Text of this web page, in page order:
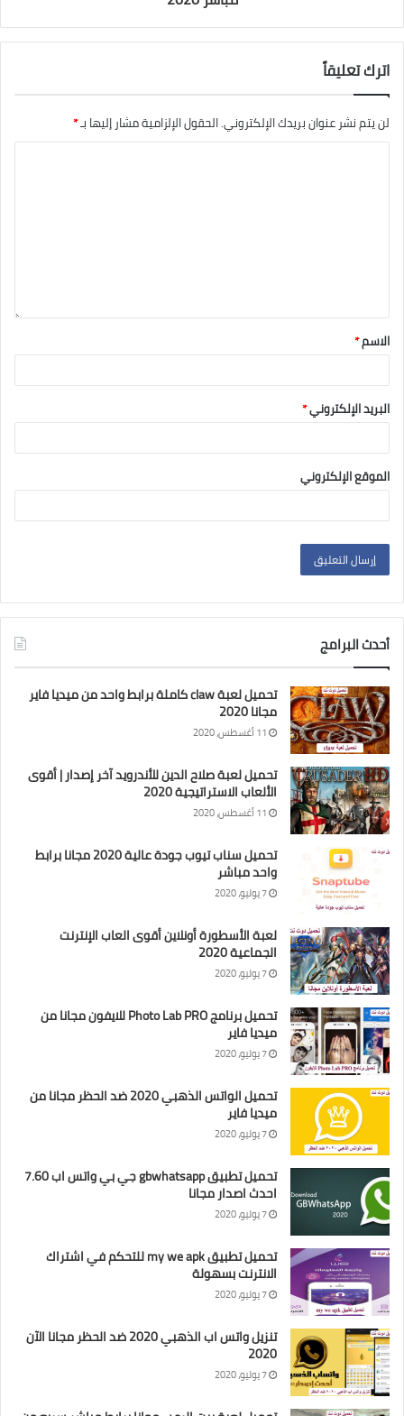
اترك تعليقاً
لن يتم نشر عنوان بريدك الإلكتروني.الحقول الإلزامية مشار إليها بـ*
الاسم*
البريد الإلكتروني*
الموقع الإلكتروني
أحدث البرامج
تحميل لعبة claw كاملة برابط واحد من ميديا فاير
مجانا 2020
11 أغسطس، 2020
تحميل لعبة صلاح الدين للأندرويد آخر إصدار | أقوى
الألعاب الاستراتيجية 2020
11 أغسطس، 2020
تحميل سناب تيوب جودة عالية 2020 مجانا برابط
واحد مباشر
7 يوليو، 2020
لعبة الأسطورة أونلاين أقوى العاب الإنترنت
الجماعية 2020
7 يوليو، 2020
تحميل برنامج Photo Lab PRO للايفون مجانا من
ميديا فاير
7 يوليو، 2020
تحميل الواتس الذهبي 2020 ضد الحظر مجانا من
ميديا فاير
7 يوليو، 2020
تحميل تطبيق gbwhatsapp جي بي واتس اب 7.60
احدث اصدار مجانا
7 يوليو، 2020
تحميل تطبيق my we apk للتحكم في اشتراك
الانترنت بسهولة
7 يوليو، 2020
تنزيل واتس اب الذهبي 2020 ضد الحظر مجانا الآن
2020
7 يوليو، 2020